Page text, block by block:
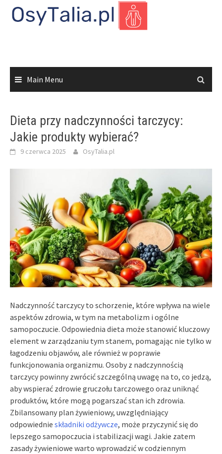
Main Menu
Dieta przy nadczynności tarczycy:
Jakie produkty wybierać?
9 czerwca 2025 OsyTalia.pl
Nadczynność tarczycy to schorzenie, które wpływa na wiele
aspektów zdrowia, w tym na metabolizm i ogólne
samopoczucie. Odpowiednia dieta może stanowić kluczowy
element w zarządzaniu tym stanem, pomagając nie tylko w
łagodzeniu objawów, ale również w poprawie
funkcjonowania organizmu. Osoby z nadczynnością
tarczycy powinny zwrócić szczególną uwagę na to, co jedzą,
aby wspierać zdrowie gruczołu tarczowego oraz uniknąć
produktów, które mogą pogarszać stan ich zdrowia.
Zbilansowany plan żywieniowy, uwzględniający
odpowiednie składniki odżywcze, może przyczynić się do
lepszego samopoczucia i stabilizacji wagi. Jakie zatem
zasady żywieniowe warto wprowadzić w codziennym